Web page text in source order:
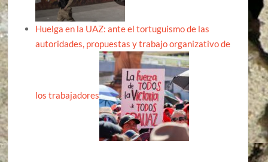
Huelga en la UAZ: ante el tortuguismo de las
autoridades, propuestas y trabajo organizativo de
los trabajadores